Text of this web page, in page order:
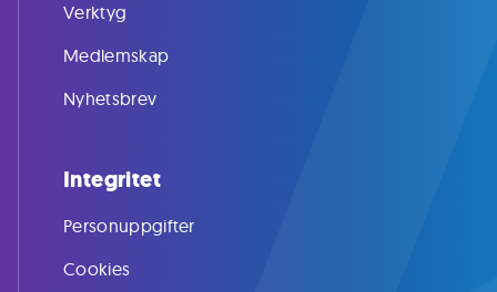
Verktyg
Medlemskap
Nyhetsbrev
Integritet
Personuppgifter
Cookies